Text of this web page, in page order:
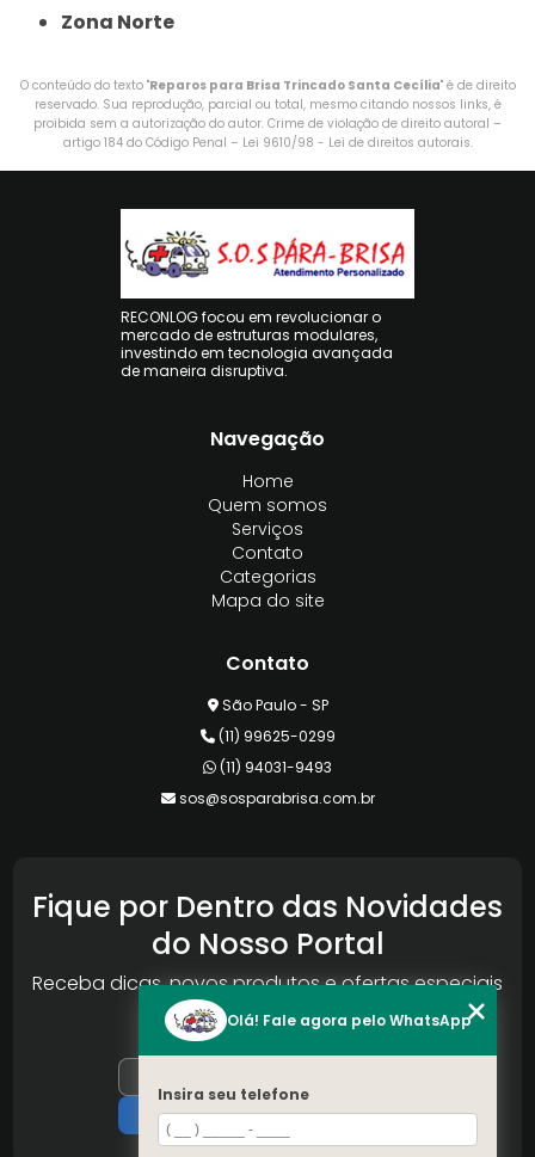
Zona Norte
O conteúdo do texto "Reparos para Brisa Trincado Santa Cecília" é de direito
reservado. Sua reprodução, parcial ou total, mesmo citando nossos links, é
proibida sem a autorização do autor. Crime de violação de direito autoral –
artigo 184 do Código Penal – Lei 9610/98 - Lei de direitos autorais.
RECONLOG focou em revolucionar o
mercado de estruturas modulares,
investindo em tecnologia avançada
de maneira disruptiva.
Navegação
Home
Quem somos
Serviços
Contato
Categorias
Mapa do site
Contato
São Paulo - SP
(11) 99625-0299
(11) 94031-9493
sos@sosparabrisa.com.br
Fique por Dentro das Novidades
do Nosso Portal
Receba dicas, novos produtos e ofertas especiais
da Reconlog
Olá! Fale agora pelo WhatsApp
Insira seu telefone